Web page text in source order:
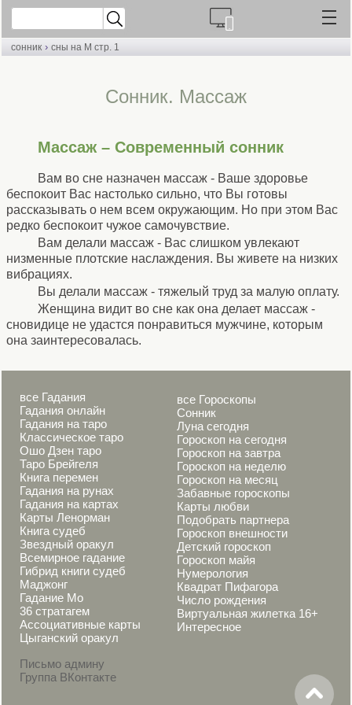
сонник › сны на М стр. 1
Cонник. Массаж
Массаж – Современный сонник
Вам во сне назначен массаж - Ваше здоровье
беспокоит Вас настолько сильно, что Вы готовы
рассказывать о нем всем окружающим. Но при этом Вас
редко беспокоит чужое самочувствие.
Вам делали массаж - Вас слишком увлекают
низменные плотские наслаждения. Вы живете на низких
вибрациях.
Вы делали массаж - тяжелый труд за малую оплату.
Женщина видит во сне как она делает массаж -
сновидице не удастся понравиться мужчине, которым
она заинтересовалась.
все Гадания
Гадания онлайн
Гадания на таро
Классическое таро
Ошо Дзен таро
Таро Брейгеля
Книга перемен
Гадания на рунах
Гадания на картах
Карты Ленорман
Книга судеб
Звездный оракул
Всемирное гадание
Гибрид книги судеб
Маджонг
Гадание Мо
36 стратагем
Ассоциативные карты
Цыганский оракул
Письмо админу
Группа ВКонтакте
все Гороскопы
Сонник
Луна сегодня
Гороскоп на сегодня
Гороскоп на завтра
Гороскоп на неделю
Гороскоп на месяц
Забавные гороскопы
Карты любви
Подобрать партнера
Гороскоп внешности
Детский гороскоп
Гороскоп майя
Нумерология
Квадрат Пифагора
Число рождения
Виртуальная жилетка 16+
Интересное